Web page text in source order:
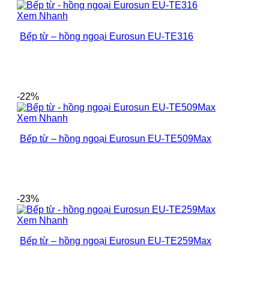
Xem Nhanh
Bếp từ – hồng ngoại Eurosun EU-TE316
-22%
Xem Nhanh
Bếp từ – hồng ngoại Eurosun EU-TE509Max
-23%
Xem Nhanh
Bếp từ – hồng ngoại Eurosun EU-TE259Max